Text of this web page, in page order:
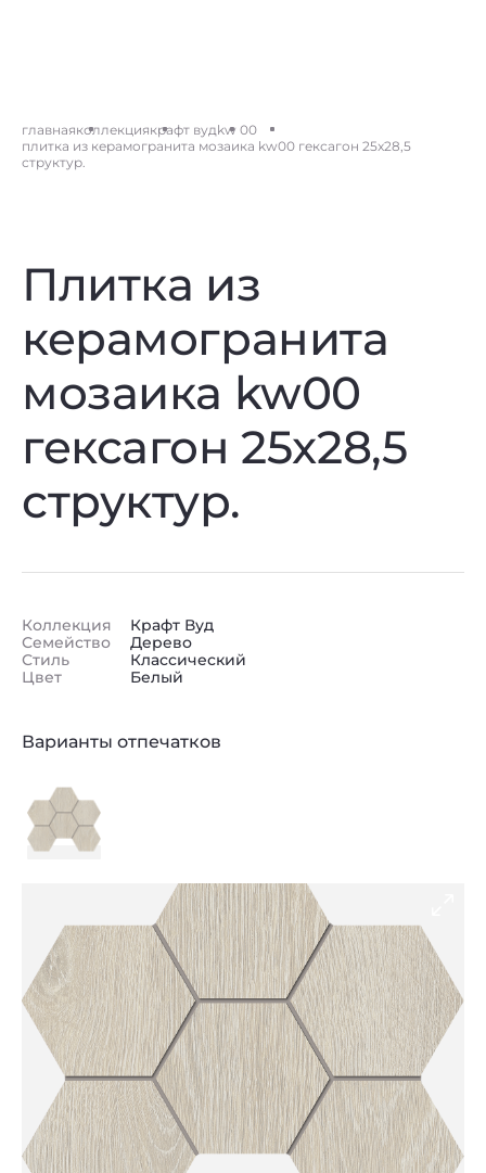
главнаяколлекциякрафт вудkw 00
плитка из керамогранита мозаика kw00 гексагон 25x28,5
структур.
Плитка из
керамогранита
мозаика kw00
гексагон 25x28,5
структур.
Коллекция
Семейство
Стиль
Цвет
Крафт Вуд
Дерево
Классический
Белый
Варианты отпечатков